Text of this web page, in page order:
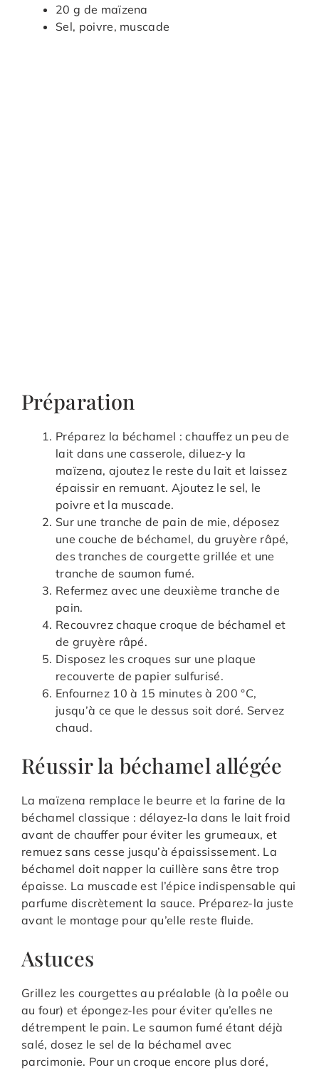
20 g de maïzena
Sel, poivre, muscade
Préparation
Préparez la béchamel : chauffez un peu de
lait dans une casserole, diluez-y la
maïzena, ajoutez le reste du lait et laissez
épaissir en remuant. Ajoutez le sel, le
poivre et la muscade.
Sur une tranche de pain de mie, déposez
une couche de béchamel, du gruyère râpé,
des tranches de courgette grillée et une
tranche de saumon fumé.
Refermez avec une deuxième tranche de
pain.
Recouvrez chaque croque de béchamel et
de gruyère râpé.
Disposez les croques sur une plaque
recouverte de papier sulfurisé.
Enfournez 10 à 15 minutes à 200 °C,
jusqu’à ce que le dessus soit doré. Servez
chaud.
Réussir la béchamel allégée
La maïzena remplace le beurre et la farine de la
béchamel classique : délayez-la dans le lait froid
avant de chauffer pour éviter les grumeaux, et
remuez sans cesse jusqu’à épaississement. La
béchamel doit napper la cuillère sans être trop
épaisse. La muscade est l’épice indispensable qui
parfume discrètement la sauce. Préparez-la juste
avant le montage pour qu’elle reste fluide.
Astuces
Grillez les courgettes au préalable (à la poêle ou
au four) et épongez-les pour éviter qu’elles ne
détrempent le pain. Le saumon fumé étant déjà
salé, dosez le sel de la béchamel avec
parcimonie. Pour un croque encore plus doré,